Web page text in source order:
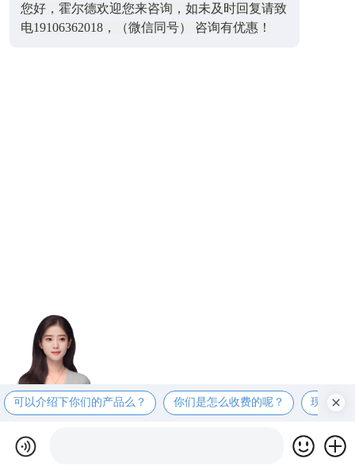
您好，霍尔德欢迎您来咨询，如未及时回复请致
电19106362018，（微信同号） 咨询有优惠！
可以介绍下你们的产品么？ 你们是怎么收费的呢？ 现在有